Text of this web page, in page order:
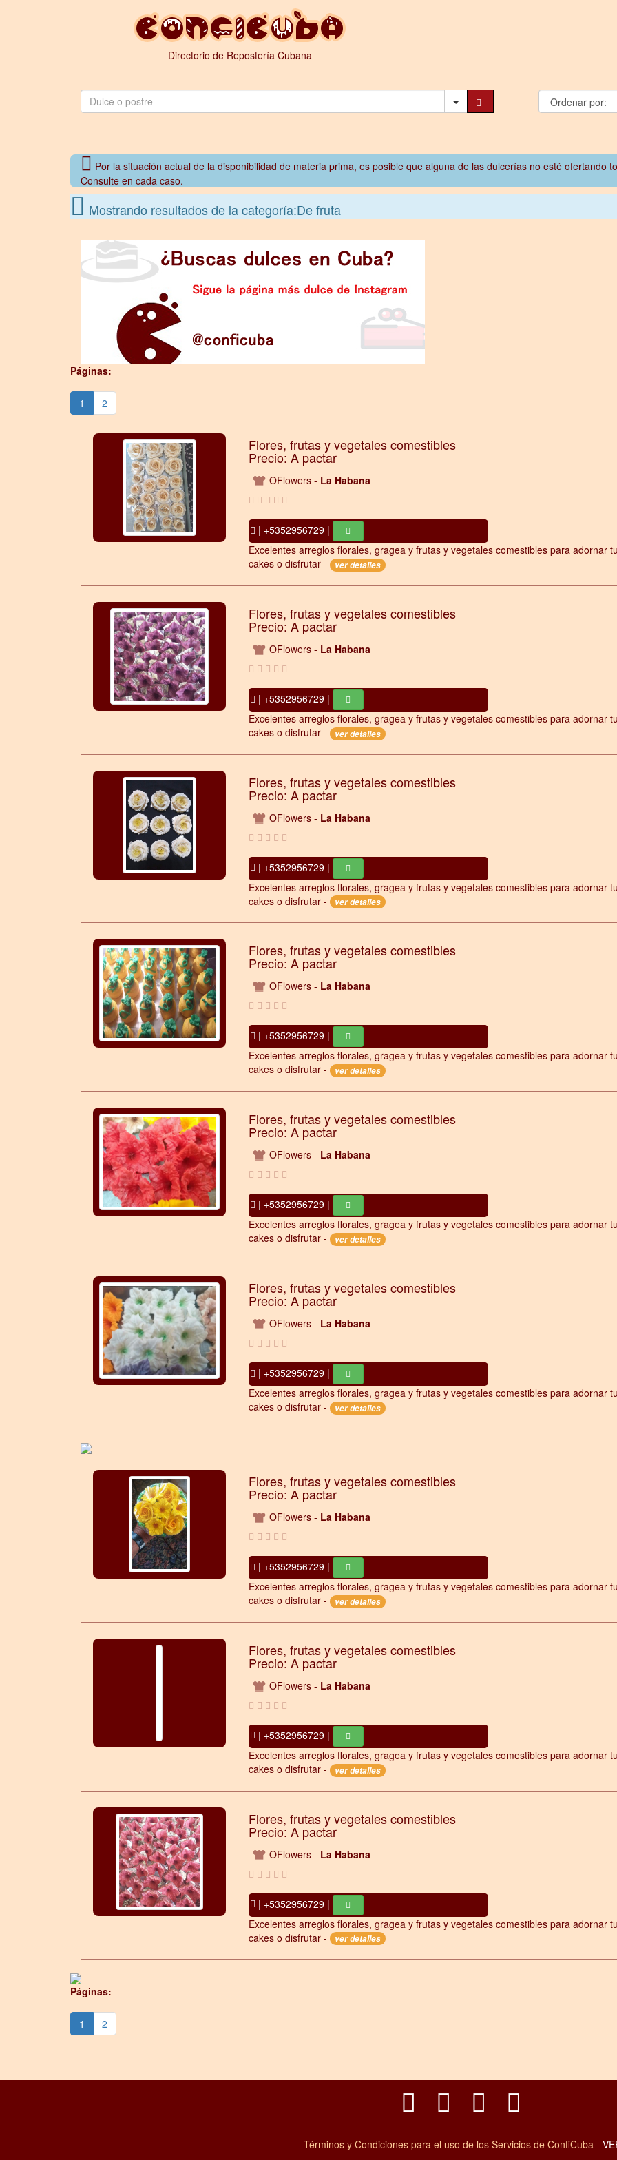
Directorio de Repostería Cubana
Por la situación actual de la disponibilidad de materia prima, es posible que alguna de las dulcerías no esté ofertando
Consulte en cada caso.
Mostrando resultados de la categoría:De fruta
Páginas:
1 2
Flores, frutas y vegetales comestibles
Precio: A pactar
OFlowers - La Habana
| +5352956729 |
Excelentes arreglos florales, gragea y frutas y vegetales comestibles para adornar
cakes o disfrutar -
ver detalles
Flores, frutas y vegetales comestibles
Precio: A pactar
OFlowers - La Habana
| +5352956729 |
Excelentes arreglos florales, gragea y frutas y vegetales comestibles para adornar
cakes o disfrutar -
ver detalles
Flores, frutas y vegetales comestibles
Precio: A pactar
OFlowers - La Habana
| +5352956729 |
Excelentes arreglos florales, gragea y frutas y vegetales comestibles para adornar
cakes o disfrutar -
ver detalles
Flores, frutas y vegetales comestibles
Precio: A pactar
OFlowers - La Habana
| +5352956729 |
Excelentes arreglos florales, gragea y frutas y vegetales comestibles para adornar
cakes o disfrutar -
ver detalles
Flores, frutas y vegetales comestibles
Precio: A pactar
OFlowers - La Habana
| +5352956729 |
Excelentes arreglos florales, gragea y frutas y vegetales comestibles para adornar
cakes o disfrutar -
ver detalles
Flores, frutas y vegetales comestibles
Precio: A pactar
OFlowers - La Habana
| +5352956729 |
Excelentes arreglos florales, gragea y frutas y vegetales comestibles para adornar
cakes o disfrutar -
ver detalles
Flores, frutas y vegetales comestibles
Precio: A pactar
OFlowers - La Habana
| +5352956729 |
Excelentes arreglos florales, gragea y frutas y vegetales comestibles para adornar
cakes o disfrutar -
ver detalles
Flores, frutas y vegetales comestibles
Precio: A pactar
OFlowers - La Habana
| +5352956729 |
Excelentes arreglos florales, gragea y frutas y vegetales comestibles para adornar
cakes o disfrutar -
ver detalles
Flores, frutas y vegetales comestibles
Precio: A pactar
OFlowers - La Habana
| +5352956729 |
Excelentes arreglos florales, gragea y frutas y vegetales comestibles para adornar
cakes o disfrutar -
ver detalles
Páginas:
1 2
Términos y Condiciones para el uso de los Servicios de ConfiCuba -